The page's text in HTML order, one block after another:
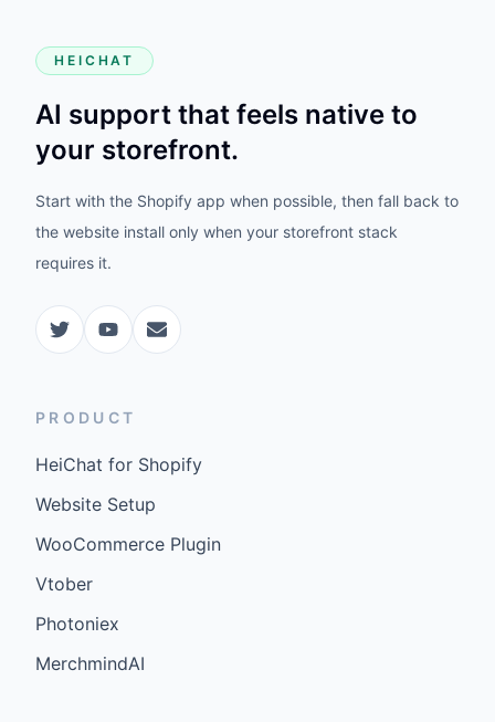
HEICHAT
AI support that feels native to
your storefront.
Start with the Shopify app when possible, then fall back to
the website install only when your storefront stack
requires it.
PRODUCT
HeiChat for Shopify
Website Setup
WooCommerce Plugin
Vtober
Photoniex
MerchmindAI